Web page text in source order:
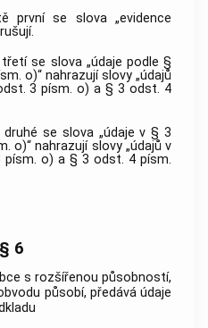
první se slova „evidence
se slova „údaje podle §
o)“ nahrazují slovy „údajů
3 písm. o) a § 3 odst. 4
se slova „údaje v § 3
o)“ nahrazují slovy „údajů v
o) a § 3 odst. 4 písm.
6
s rozšířenou působností,
působí, předává údaje